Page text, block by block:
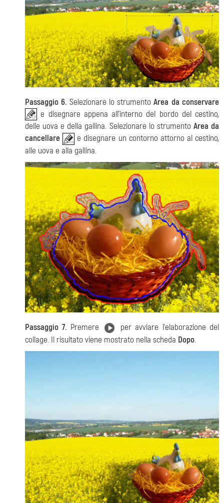
Passaggio 6. Selezionare lo strumentoArea da conservare
e disegnare appena all'interno del bordo del cestino,
delle uova e della gallina. Selezionare lo strumento Area da
cancellare
e disegnare un contorno attorno al cestino,
alle uova e alla gallina.
Passaggio 7. Premere
per avviare l'elaborazione del
collage. Il risultato viene mostrato nella scheda Dopo.